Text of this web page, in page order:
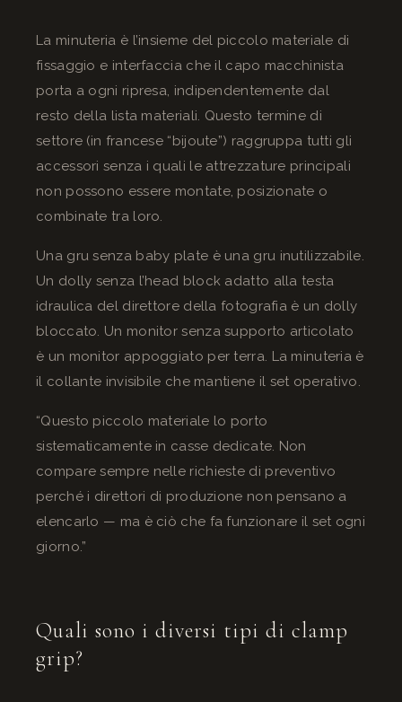
La minuteria è l’insieme del piccolo materiale di
fissaggio e interfaccia che il capo macchinista
porta a ogni ripresa, indipendentemente dal
resto della lista materiali. Questo termine di
settore (in francese “bijoute”) raggruppa tutti gli
accessori senza i quali le attrezzature principali
non possono essere montate, posizionate o
combinate tra loro.
Una gru senza baby plate è una gru inutilizzabile.
Un dolly senza l’head block adatto alla testa
idraulica del direttore della fotografia è un dolly
bloccato. Un monitor senza supporto articolato
è un monitor appoggiato per terra. La minuteria è
il collante invisibile che mantiene il set operativo.
“Questo piccolo materiale lo porto
sistematicamente in casse dedicate. Non
compare sempre nelle richieste di preventivo
perché i direttori di produzione non pensano a
elencarlo — ma è ciò che fa funzionare il set ogni
giorno.”
Quali sono i diversi tipi di clamp
grip?